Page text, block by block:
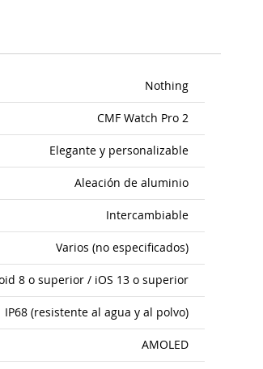
Nothing
CMF Watch Pro 2
Elegante y personalizable
Aleación de aluminio
Intercambiable
Varios (no especificados)
8 o superior / iOS 13 o superior
IP68 (resistente al agua y al polvo)
AMOLED